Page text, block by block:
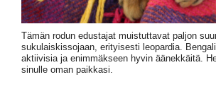
Tämän rodun edustajat muistuttavat paljon
sukulaiskissojaan, erityisesti leopardia.
aktiivisia ja enimmäkseen hyvin äänekkäitä.
sinulle oman paikkasi.